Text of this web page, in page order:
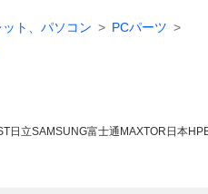
ト、パソコン
PCパーツ
日立SAMSUNG富士通 MAXTOR 日本HP